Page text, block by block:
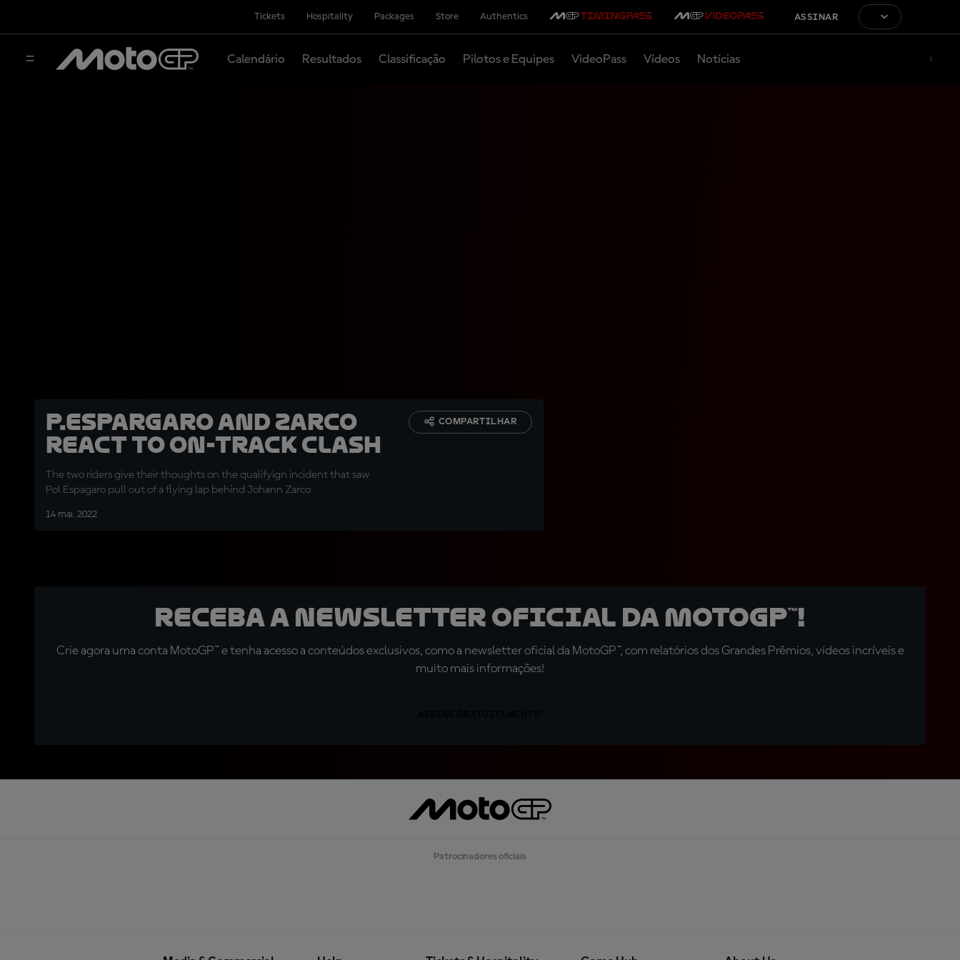
Tickets Hospitality Packages Store Authentics ASSINAR
Calendário Resultados Classificação Pilotos e Equipes VideoPass Vídeos Notícias
P.Espargaro and Zarco
react to on-track clash
The two riders give their thoughts on the qualifyign incident that saw
Pol Espagaro pull out of a flying lap behind Johann Zarco
14 mai. 2022
COMPARTILHAR
Receba a newsletter oficial da MotoGP™!
Crie agora uma conta MotoGP™ e tenha acesso a conteúdos exclusivos, como a newsletter oficial da MotoGP™, com relatórios dos Grandes Prêmios, vídeos incríveis e
muito mais informações!
Patrocinadores oficiais